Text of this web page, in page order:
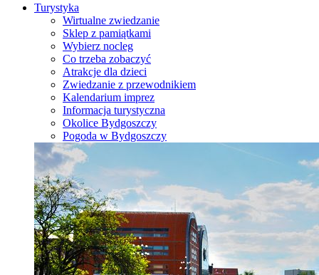
Turystyka
Wirtualne zwiedzanie
Sklep z pamiątkami
Wybierz nocleg
Co trzeba zobaczyć
Atrakcje dla dzieci
Zwiedzanie z przewodnikiem
Kalendarium imprez
Informacja turystyczna
Okolice Bydgoszczy
Pogoda w Bydgoszczy